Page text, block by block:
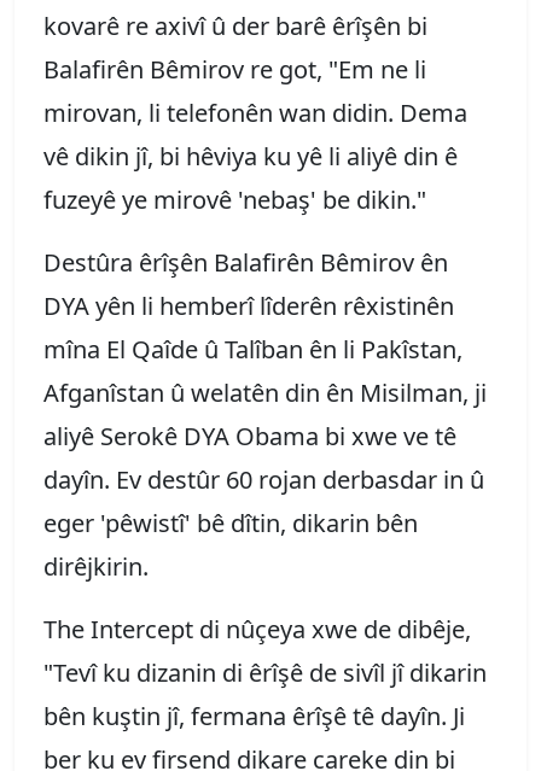
kovarê re axivî û der barê êrîşên bi
Balafirên Bêmirov re got, "Em ne li
mirovan, li telefonên wan didin. Dema
vê dikin jî, bi hêviya ku yê li aliyê din ê
fuzeyê ye mirovê 'nebaş' be dikin."
Destûra êrîşên Balafirên Bêmirov ên
DYA yên li hemberî lîderên rêxistinên
mîna El Qaîde û Talîban ên li Pakîstan,
Afganîstan û welatên din ên Misilman, ji
aliyê Serokê DYA Obama bi xwe ve tê
dayîn. Ev destûr 60 rojan derbasdar in û
eger 'pêwistî' bê dîtin, dikarin bên
dirêjkirin.
The Intercept di nûçeya xwe de dibêje,
"Tevî ku dizanin di êrîşê de sivîl jî dikarin
bên kuştin jî, fermana êrîşê tê dayîn. Ji
ber ku ev firsend dikare careke din bi